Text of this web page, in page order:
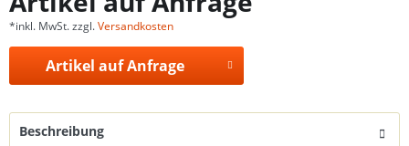
*inkl. MwSt. zzgl.Versandkosten
Artikel auf Anfrage
Beschreibung